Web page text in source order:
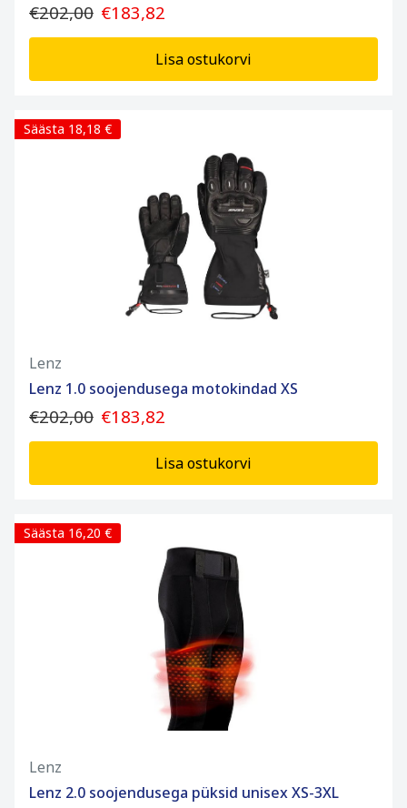
€202,00 €183,82
Lisa ostukorvi
Säästa 18,18 €
Lenz
Lenz 1.0 soojendusega motokindad XS
€202,00 €183,82
Lisa ostukorvi
Säästa 16,20 €
Lenz
Lenz 2.0 soojendusega püksid unisex XS-3XL